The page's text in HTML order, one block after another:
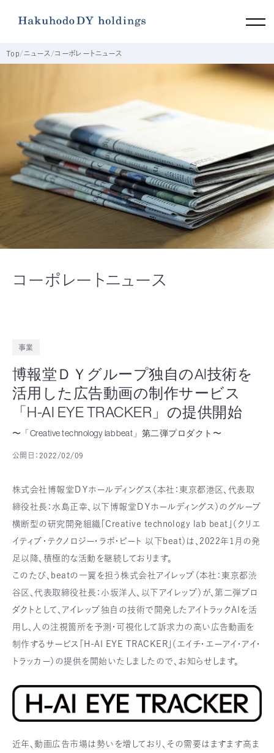
コーポレートニュース
Top ニュース コーポレートニュース
事業
博報堂ＤＹグループ独自のAI技術を
活用した広告動画の制作サービス
「H-AI EYE TRACKER」の提供開始
〜「Creative technology lab beat」第二弾プロダクト〜
公開日： 2022/02/09
株式会社博報堂ＤＹホールディングス（本社：東京都港区、代表取
締役社長：水島正幸、以下博報堂ＤＹホールディングス）のグループ
横断型の研究開発組織「Creative technology lab beat」（クリエ
イティブ・テクノロジー・ラボ・ビート 以下beat）は、2022年1月の発
足以降、積極的な活動を継続しております。
このたび、beatの一翼を担う株式会社アイレップ（本社：東京都渋
谷区、代表取締役社長：小坂洋人、以下アイレップ）が、第二弾プロ
ダクトとして、アイレップ独自の技術で開発したアイトラックAIを活
用し、人の注視箇所を予測・可視化して訴求力の高い広告動画を
制作するサービス「H-AI EYE TRACKER」（エイチ・エーアイ・アイ・
トラッカー）の提供を開始いたしましたので、お知らせします。
近年、動画広告市場は勢いを増しており、その需要はますます高ま